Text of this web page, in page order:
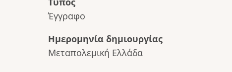
Έγγραφο
Ημερομηνία δημιουργίας
Μεταπολεμική Ελλάδα